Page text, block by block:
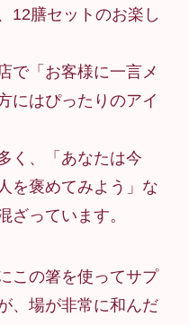
12膳セットのお楽し
で「お客様に一言メ
にはぴったりのアイ
く、「あなたは今
を褒めてみよう」な
ざっています。
この箸を使ってサプ
、場が非常に和んだ